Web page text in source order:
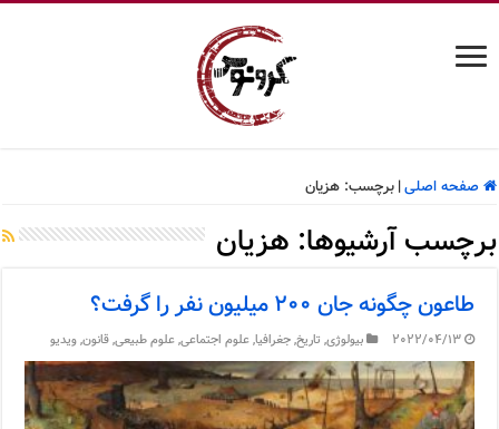
صفحه اصلی| برچسب:هزیان
برچسب آرشیوها: هزیان
طاعون چگونه جان ۲۰۰ میلیون نفر را گرفت؟
2022/04/13 بیولوژی, تاریخ,جغرافیا,علوم اجتماعی,علوم طبیعی,قانون,ویدیو